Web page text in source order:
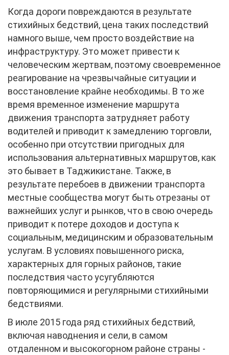
Когда дороги повреждаются в результате
стихийных бедствий, цена таких последствий
намного выше, чем просто воздействие на
инфраструктуру. Это может привести к
человеческим жертвам, поэтому своевременное
реагирование на чрезвычайные ситуации и
восстановление крайне необходимы. В то же
время временное изменение маршрута
движения транспорта затрудняет работу
водителей и приводит к замедлению торговли,
особенно при отсутствии пригодных для
использования альтернативных маршрутов, как
это бывает в Таджикистане. Также, в
результате перебоев в движении транспорта
местные сообщества могут быть отрезаны от
важнейших услуг и рынков, что в свою очередь
приводит к потере доходов и доступа к
социальным, медицинским и образовательным
услугам. В условиях повышенного риска,
характерных для горных районов, такие
последствия часто усугубляются
повторяющимися и регулярными стихийными
бедствиями.
В июле 2015 года ряд стихийных бедствий,
включая наводнения и сели, в самом
отдаленном и высокогорном районе страны -